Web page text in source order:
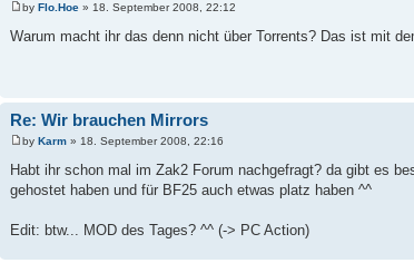
by Flo.Hoe » 18. September 2008, 22:12
Warum macht ihr das denn nicht über Torrents? Das ist mit
Re: Wir brauchen Mirrors
by Karm » 18. September 2008, 22:16
Habt ihr schon mal im Zak2 Forum nachgefragt? da gibt es
gehostet haben und für BF25 auch etwas platz haben ^^
Edit: btw... MOD des Tages? ^^ (-> PC Action)